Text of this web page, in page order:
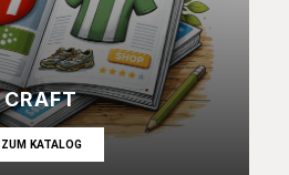
CRAFT
ZUM KATALOG